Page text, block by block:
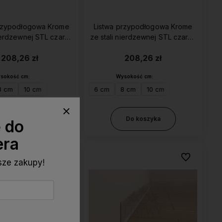
Krome
STL czarna
208,26 zł
cm:
cm 10 cm
Do koszyka
Listwa przypodłogowa Krome
ze stali nierdzewnej STL czarna
208,26 zł
Wysokość cm:
6 cm 8 cm 10 cm
Do koszyka
Do ulubionych
do
zakupy!